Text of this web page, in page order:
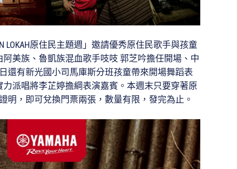
LOKAH原住民主題週」邀請優秀原住民歌手與孩童
美族、魯凱族混血歌手吱吱 郭芝吟擔任開場、中
還有新光國小司馬庫斯分班孩童帶來開場舞蹈表
派唱將李芷婷擔綱表演嘉賓。本週末只要穿著原
明，即可兌換門票兩張，數量有限，發完為止。